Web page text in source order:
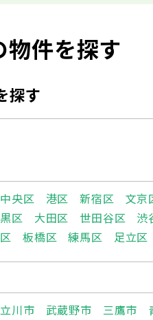
物件を探す
探す
中央区 港区 新宿区 文京
区 大田区 世田谷区 渋
板橋区 練馬区 足立区
立川市 武蔵野市 三鷹市